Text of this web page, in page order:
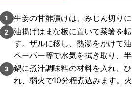
1 生姜の甘酢漬けは、みじん切りに
2
油揚げはまな板に置いて菜箸を
す。ザルに移し、熱湯をかけて
ペーパー等で水気を拭き取り、半
3 鍋に煮汁調味料の材料を入れ、
れ、弱火で10分程煮込みます。